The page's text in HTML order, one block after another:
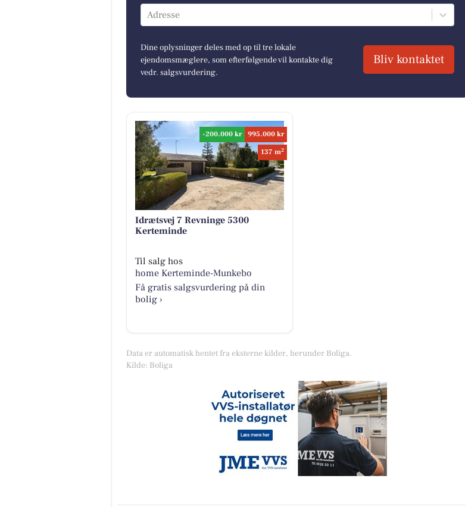
Adresse
Dine oplysninger deles med op til tre lokale
ejendomsmæglere, som efterfølgende vil kontakte dig
vedr. salgsvurdering.
Bliv kontaktet
-200.000 kr
995.000 kr
137 m2
Idrætsvej 7 Revninge 5300
Kerteminde
Til salg hos
home Kerteminde-Munkebo
Få gratis salgsvurdering på din
bolig ›
Data er automatisk hentet fra eksterne kilder, herunder Boliga.
Kilde: Boliga